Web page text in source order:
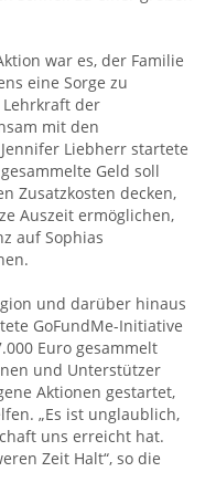
war es, der Familie
eine Sorge zu
Lehrkraft der
mit den
Liebherr startete
Geld soll
Zusatzkosten decken,
Auszeit ermöglichen,
auf Sophias
und darüber hinaus
GoFundMe-Initiative
Euro gesammelt
und Unterstützer
Aktionen gestartet,
„Es ist unglaublich,
uns erreicht hat.
Zeit Halt“, so die